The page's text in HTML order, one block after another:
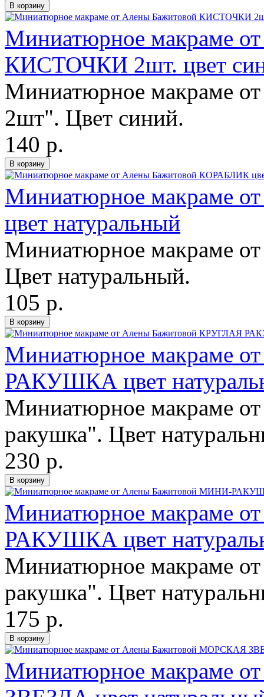
Миниатюрное макраме
КИСТОЧКИ 2шт. цвет
Миниатюрное макраме
2шт". Цвет синий.
140 р.
Миниатюрное макраме
цвет натуральный
Миниатюрное макраме
Цвет натуральный.
105 р.
Миниатюрное макраме
РАКУШКА цвет
Миниатюрное макраме
ракушка". Цвет
230 р.
Миниатюрное макраме
РАКУШКА цвет
Миниатюрное макраме
ракушка". Цвет
175 р.
Миниатюрное макраме